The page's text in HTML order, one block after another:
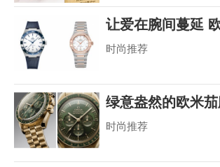
瓷圈儿。 世界时以海马
动属性。约定俗成...
让爱在腕间蔓延
荐
时尚推荐
绿意盎然的欧米
时尚推荐